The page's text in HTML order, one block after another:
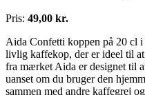
Pris: 49,00 kr.
Aida Confetti koppen på 20 cl
livlig kaffekop, der er ideel til
fra mærket Aida er designet til
uanset om du bruger den
sammen med andre kaffegrej